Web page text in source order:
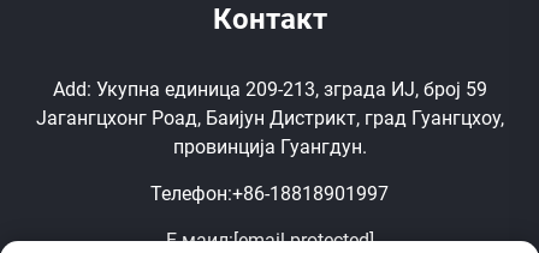
Контакт
Add: Укупна единица 209-213, зграда ИЈ, број 59
Јагангцхонг Роад, Баијун Дистрикт, град Гуангцхоу,
провинција Гуангдун.
Телефон:+86-18818901997
Е-маил:[email protected]